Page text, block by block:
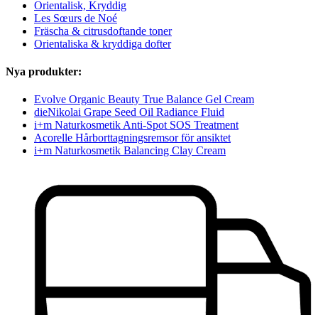
Orientalisk, Kryddig
Les Sœurs de Noé
Fräscha & citrusdoftande toner
Orientaliska & kryddiga dofter
Nya produkter:
Evolve Organic Beauty True Balance Gel Cream
dieNikolai Grape Seed Oil Radiance Fluid
i+m Naturkosmetik Anti-Spot SOS Treatment
Acorelle Hårborttagningsremsor för ansiktet
i+m Naturkosmetik Balancing Clay Cream